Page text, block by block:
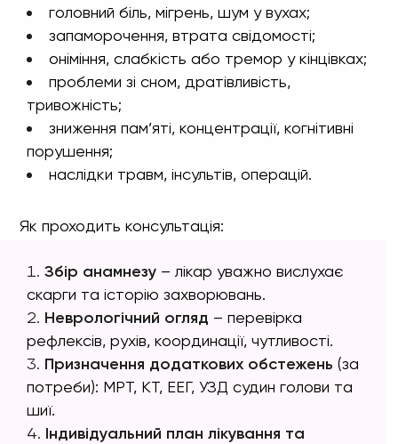
головний біль, мігрень, шум у вухах;
запаморочення, втрата свідомості;
оніміння, слабкість або тремор у кінцівках;
проблеми зі сном, дратівливість,
тривожність;
зниження пам’яті, концентрації, когнітивні
порушення;
наслідки травм, інсультів, операцій.
Як проходить консультація:
Збір анамнезу– лікар уважно вислухає
скарги та історію захворювань.
Неврологічний огляд – перевірка
рефлексів, рухів, координації, чутливості.
Призначення додаткових обстежень (за
потреби): МРТ, КТ, ЕЕГ, УЗД судин голови та
шиї.
Індивідуальний план лікування та